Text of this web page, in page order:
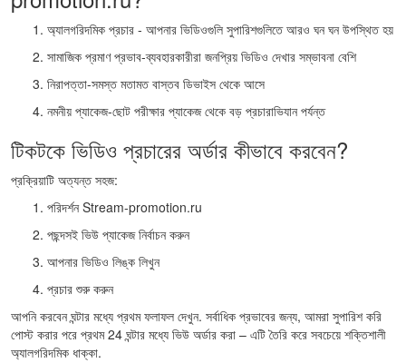
অ্যালগরিদমিক প্রচার - আপনার ভিডিওগুলি সুপারিশগুলিতে আরও ঘন ঘন উপস্থিত হয়
সামাজিক প্রমাণ প্রভাব-ব্যবহারকারীরা জনপ্রিয় ভিডিও দেখার সম্ভাবনা বেশি
নিরাপত্তা-সমস্ত মতামত বাস্তব ডিভাইস থেকে আসে
নমনীয় প্যাকেজ-ছোট পরীক্ষার প্যাকেজ থেকে বড় প্রচারাভিযান পর্যন্ত
টিকটকে ভিডিও প্রচারের অর্ডার কীভাবে করবেন?
প্রক্রিয়াটি অত্যন্ত সহজ:
পরিদর্শন Stream-promotion.ru
পছন্দসই ভিউ প্যাকেজ নির্বাচন করুন
আপনার ভিডিও লিঙ্ক লিখুন
প্রচার শুরু করুন
আপনি করবেন ঘন্টার মধ্যে প্রথম ফলাফল দেখুন. সর্বাধিক প্রভাবের জন্য, আমরা সুপারিশ করি
পোস্ট করার পরে প্রথম 24 ঘন্টার মধ্যে ভিউ অর্ডার করা – এটি তৈরি করে সবচেয়ে শক্তিশালী
অ্যালগরিদমিক ধাক্কা.